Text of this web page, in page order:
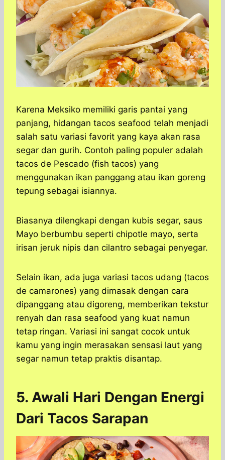
Karena Meksiko memiliki garis pantai yang
panjang, hidangan tacos seafood telah menjadi
salah satu variasi favorit yang kaya akan rasa
segar dan gurih. Contoh paling populer adalah
tacos de Pescado (fish tacos) yang
menggunakan ikan panggang atau ikan goreng
tepung sebagai isiannya.
Biasanya dilengkapi dengan kubis segar, saus
Mayo berbumbu seperti chipotle mayo, serta
irisan jeruk nipis dan cilantro sebagai penyegar.
Selain ikan, ada juga variasi tacos udang (tacos
de camarones) yang dimasak dengan cara
dipanggang atau digoreng, memberikan tekstur
renyah dan rasa seafood yang kuat namun
tetap ringan. Variasi ini sangat cocok untuk
kamu yang ingin merasakan sensasi laut yang
segar namun tetap praktis disantap.
5. Awali Hari Dengan Energi
Dari Tacos Sarapan